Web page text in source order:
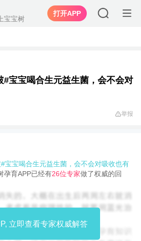
宝宝树
打开APP
#宝宝喝合生元益生菌，会不会对
举报
宝宝喝合生元益生菌，会不会对吸收也有
孕育APP已经有26位专家做了权威的回
立即查看专家权威解答